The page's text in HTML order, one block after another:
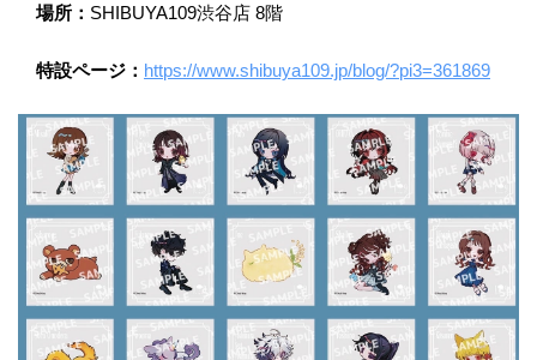
場所： SHIBUYA109渋谷店 8階
特設ページ： https://www.shibuya109.jp/blog/?pi3=361869